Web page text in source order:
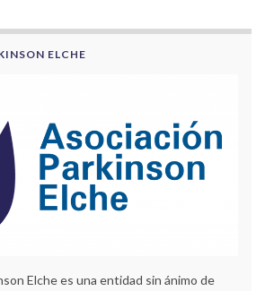
ELCHE
Elche es una entidad sin ánimo de